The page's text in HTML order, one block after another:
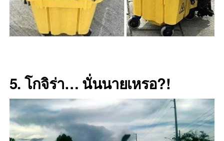
5. โกจิร่า… นั่นนายเหรอ?!